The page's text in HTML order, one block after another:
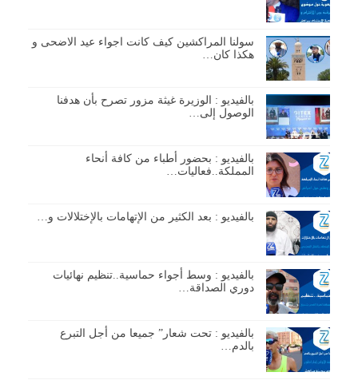
سولنا المراكشين كيف كانت اجواء عيد الاضحى و
هكذا كان…
بالفيديو : الوزيرة غيثة مزور تصرح بأن هدفنا
الوصول إلى…
بالفيديو : بحضور أطباء من كافة أنحاء
المملكة..فعاليات…
بالفيديو : بعد الكثير من الإتهامات بالإختلالات و…
بالفيديو : وسط أجواء حماسية..تنظيم نهائيات
دوري الصداقة…
بالفيديو : تحت شعار” جميعا من أجل التبرع
بالدم…